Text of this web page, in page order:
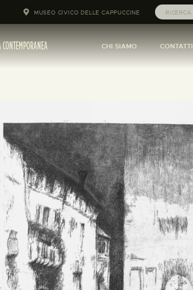
MUSEO CIVICO DELLE CAPPUCCINE
CHI SIAMO CONTATTI